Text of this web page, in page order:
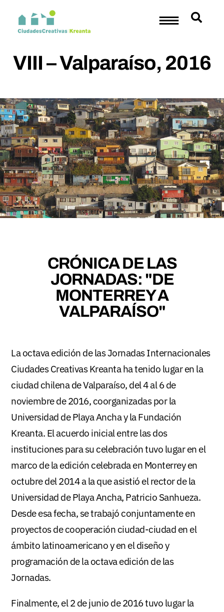
VIII – Valparaíso, 2016
CRÓNICA DE LAS
JORNADAS: "DE
MONTERREY A
VALPARAÍSO"
La octava edición de las Jornadas Internacionales
Ciudades Creativas Kreanta ha tenido lugar en la
ciudad chilena de Valparaíso, del 4 al 6 de
noviembre de 2016, coorganizadas por la
Universidad de Playa Ancha y la Fundación
Kreanta. El acuerdo inicial entre las dos
instituciones para su celebración tuvo lugar en el
marco de la edición celebrada en Monterrey en
octubre del 2014 a la que asistió el rector de la
Universidad de Playa Ancha, Patricio Sanhueza.
Desde esa fecha, se trabajó conjuntamente en
proyectos de cooperación ciudad-ciudad en el
ámbito latinoamericano y en el diseño y
programación de la octava edición de las
Jornadas.
Finalmente, el 2 de junio de 2016 tuvo lugar la